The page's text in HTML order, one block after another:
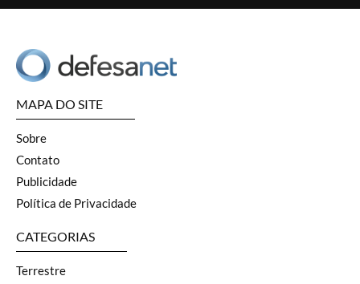
MAPA DO SITE
Sobre
Contato
Publicidade
Política de Privacidade
CATEGORIAS
Terrestre